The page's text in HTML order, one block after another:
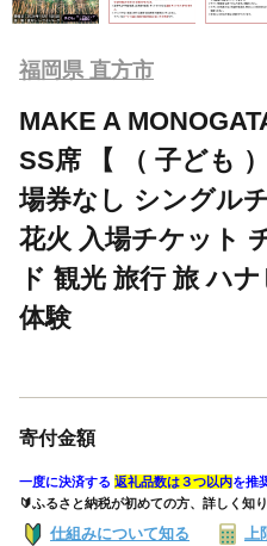
福岡県 直方市
MAKE A
SS席 【 （ 子ども
場券なし シングル
花火 入場チケット
ド 観光 旅行 旅 ハ
体験
寄付金額
一度に決済する 返礼品数は３つ以内を推
🔰ふるさと納税が初めての方、詳しく知
仕組みについて知る